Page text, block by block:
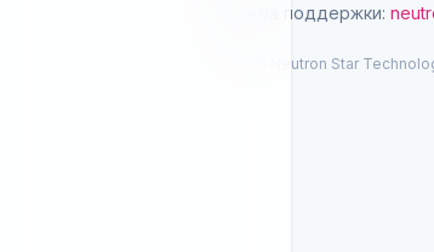
Служба поддержки:
© 2026 Neutron Star